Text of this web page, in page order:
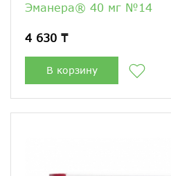
Эманера® 40 мг №14
4 630 ₸
В корзину